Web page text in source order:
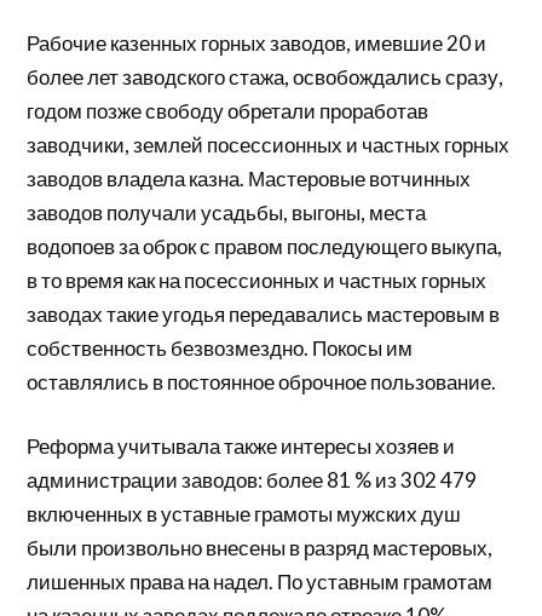
Рабочие казенных горных заводов, имевшие 20 и
более лет заводского стажа, освобождались сразу,
годом позже свободу обретали проработав
заводчики, землей посессионных и частных горных
заводов владела казна. Мастеровые вотчинных
заводов получали усадьбы, выгоны, места
водопоев за оброк с правом последующего выкупа,
в то время как на посессионных и частных горных
заводах такие угодья передавались мастеровым в
собственность безвозмездно. Покосы им
оставлялись в постоянное оброчное пользование.
Реформа учитывала также интересы хозяев и
администрации заводов: более 81 % из 302 479
включенных в уставные грамоты мужских душ
были произвольно внесены в разряд мастеровых,
лишенных права на надел. По уставным грамотам